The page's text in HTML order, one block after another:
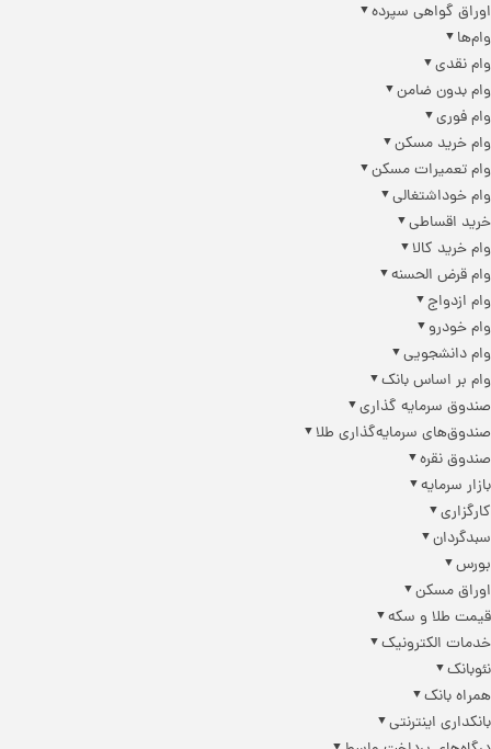
اوراق گواهی سپرده
وام‌ها
وام نقدی
وام بدون ضامن
وام فوری
وام خرید مسکن
وام تعمیرات مسکن
وام خوداشتغالی
خرید اقساطی
وام خرید کالا
وام قرض الحسنه
وام ازدواج
وام خودرو
وام دانشجویی
وام بر اساس بانک
صندوق سرمایه گذاری
صندوق‌های سرمایه‌گذاری طلا
صندوق نقره
بازار سرمایه
کارگزاری
سبدگردان
بورس
اوراق مسکن
قیمت طلا و سکه
خدمات الکترونیک
نئوبانک
همراه بانک
بانکداری اینترنتی